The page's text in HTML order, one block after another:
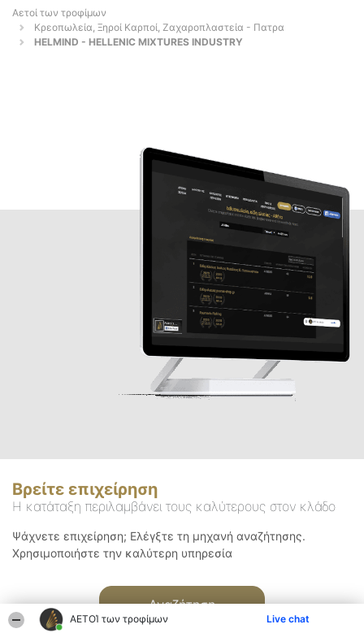
ΑΕΤΟΊ των τροφίμων Live chat
Αετοί των τροφίμων
Κρεοπωλεία, Ξηροί Καρποί, Ζαχαροπλαστεία - Πατρα
HELMIND - HELLENIC MIXTURES INDUSTRY
Βρείτε επιχείρηση
Η κατάταξη περιλαμβάνει τους καλύτερους στον κλάδο
Ψάχνετε επιχείρηση; Ελέγξτε τη μηχανή αναζήτησης.
Χρησιμοποιήστε την καλύτερη υπηρεσία
Αναζήτηση